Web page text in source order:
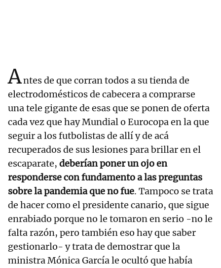
Antes de que corran todos a su tienda de
electrodomésticos de cabecera a comprarse
una tele gigante de esas que se ponen de oferta
cada vez que hay Mundial o Eurocopa en la que
seguir a los futbolistas de allí y de acá
recuperados de sus lesiones para brillar en el
escaparate, deberían poner un ojo en
responderse con fundamento a las preguntas
sobre la pandemia que no fue. Tampoco se trata
de hacer como el presidente canario, que sigue
enrabiado porque no le tomaron en serio -no le
falta razón, pero también eso hay que saber
gestionarlo- y trata de demostrar que la
ministra Mónica García le ocultó que había